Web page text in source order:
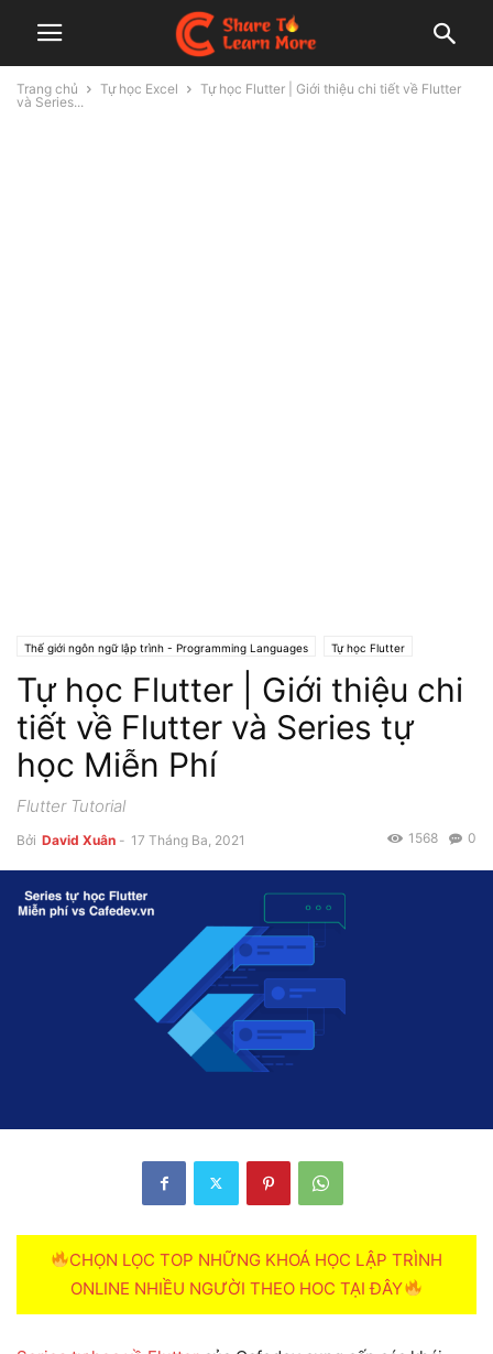
Trang chủ Tự học Excel
Tự học Flutter | Giới thiệu chi tiết về Flutter
và Series...
Thế giới ngôn ngữ lập trình - Programming Languages Tự học Flutter
Tự học Flutter | Giới thiệu chi
tiết về Flutter và Series tự
học Miễn Phí
Flutter Tutorial
Bởi David Xuân - 17 Tháng Ba, 2021 0
1568
CHỌN LỌC TOP NHỮNG KHOÁ HỌC LẬP TRÌNH
ONLINE NHIỀU NGƯỜI THEO HOC TẠI ĐÂY